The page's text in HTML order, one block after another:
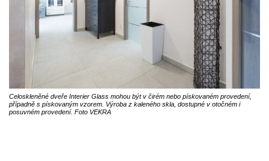
Celoskleněné dveře Interier Glass mohou být v čirém nebo pískovaném provedení,
případně s pískovaným vzorem. Výroba z kaleného skla, dostupné v otočném i
posuvném provedení. Foto VEKRA